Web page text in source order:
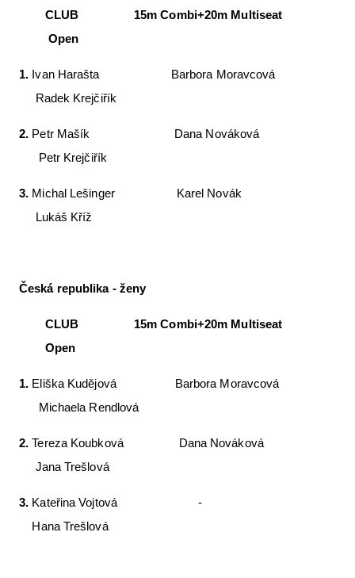
CLUB 15m Combi+20m Multiseat
Open
1. Ivan Harašta Barbora Moravcová
Radek Krejčiřík
2. Petr Mašík Dana Nováková
Petr Krejčiřík
3. Michal Lešinger Karel Novák
Lukáš Kříž
Česká republika - ženy
CLUB 15m Combi+20m Multiseat
Open
1. Eliška Kudějová Barbora Moravcová
Michaela Rendlová
2. Tereza Koubková Dana Nováková
Jana Trešlová
3. Kateřina Vojtová -
Hana Trešlová